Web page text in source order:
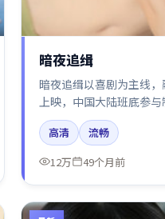
暗夜追缉
暗夜追缉以喜剧为主线
上映，中国大陆班底参
白宇在片中呈现细腻表
化了情绪曲线。
高清
流畅
12万
49个月前